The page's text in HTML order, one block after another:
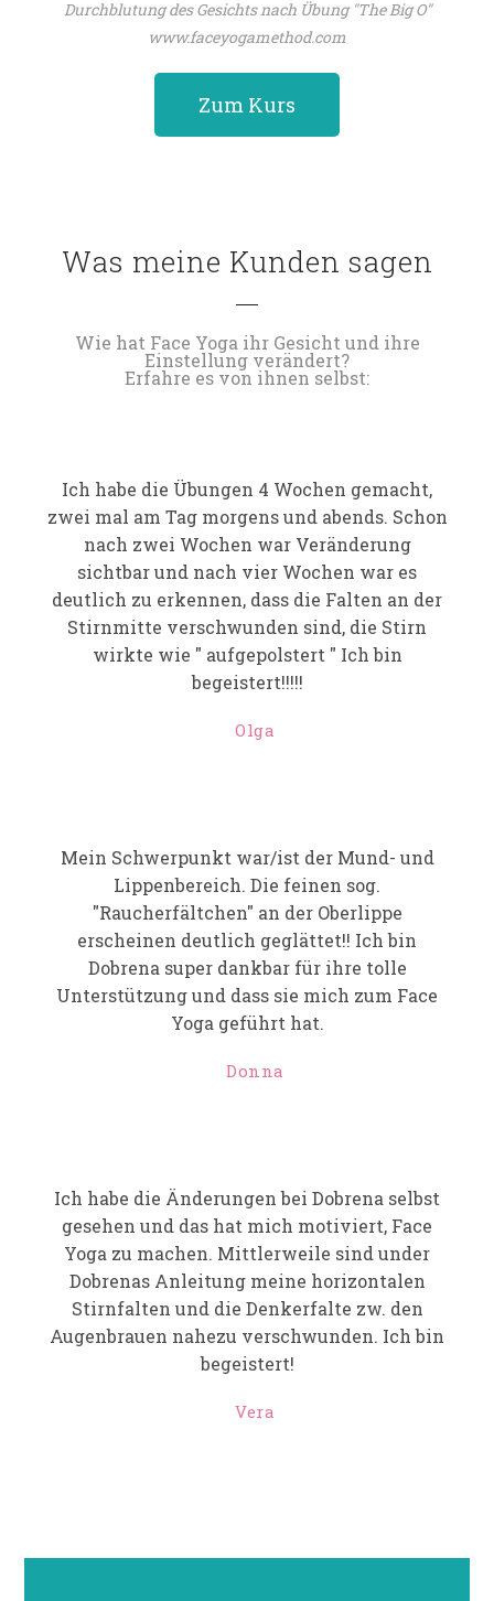
Durchblutung des Gesichts nach Übung "The Big O"
www.faceyogamethod.com
Zum Kurs
Was meine Kunden sagen
Wie hat Face Yoga ihr Gesicht und ihre
Einstellung verändert?
Erfahre es von ihnen selbst:
Ich habe die Übungen 4 Wochen gemacht,
zwei mal am Tag morgens und abends. Schon
nach zwei Wochen war Veränderung
sichtbar und nach vier Wochen war es
deutlich zu erkennen, dass die Falten an der
Stirnmitte verschwunden sind, die Stirn
wirkte wie " aufgepolstert " Ich bin
begeistert!!!!!
Olga
Mein Schwerpunkt war/ist der Mund- und
Lippenbereich. Die feinen sog.
"Raucherfältchen" an der Oberlippe
erscheinen deutlich geglättet!! Ich bin
Dobrena super dankbar für ihre tolle
Unterstützung und dass sie mich zum Face
Yoga geführt hat.
Donna
Ich habe die Änderungen bei Dobrena selbst
gesehen und das hat mich motiviert, Face
Yoga zu machen. Mittlerweile sind under
Dobrenas Anleitung meine horizontalen
Stirnfalten und die Denkerfalte zw. den
Augenbrauen nahezu verschwunden. Ich bin
begeistert!
Vera